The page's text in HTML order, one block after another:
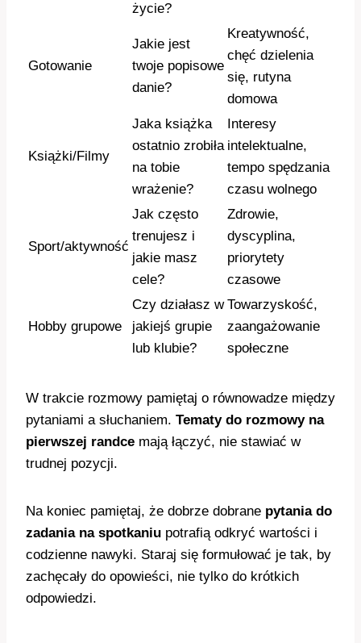
życie?
Gotowanie
Jakie jest
twoje popisowe
danie?
Kreatywność,
chęć dzielenia
się, rutyna
domowa
Książki/Filmy
Jaka książka
ostatnio zrobiła
na tobie
wrażenie?
Interesy
intelektualne,
tempo spędzania
czasu wolnego
Sport/aktywność
Jak często
trenujesz i
jakie masz
cele?
Zdrowie,
dyscyplina,
priorytety
czasowe
Hobby grupowe
Czy działasz w
jakiejś grupie
lub klubie?
Towarzyskość,
zaangażowanie
społeczne
W trakcie rozmowy pamiętaj o równowadze między
pytaniami a słuchaniem. Tematy do rozmowy na
pierwszej randce mają łączyć, nie stawiać w
trudnej pozycji.
Na koniec pamiętaj, że dobrze dobrane pytania do
zadania na spotkaniu potrafią odkryć wartości i
codzienne nawyki. Staraj się formułować je tak, by
zachęcały do opowieści, nie tylko do krótkich
odpowiedzi.